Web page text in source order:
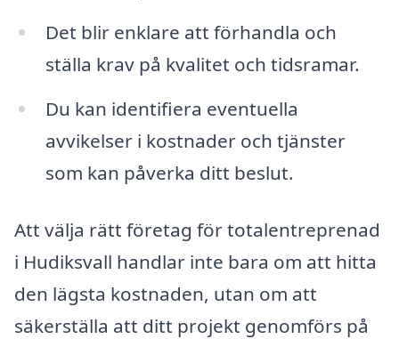
Det blir enklare att förhandla och
ställa krav på kvalitet och tidsramar.
Du kan identifiera eventuella
avvikelser i kostnader och tjänster
som kan påverka ditt beslut.
Att välja rätt företag för totalentreprenad
i Hudiksvall handlar inte bara om att hitta
den lägsta kostnaden, utan om att
säkerställa att ditt projekt genomförs på